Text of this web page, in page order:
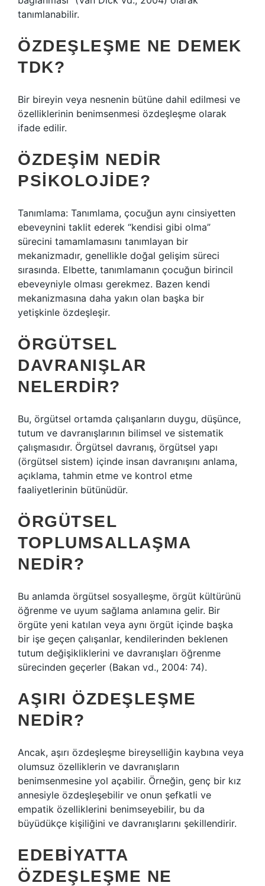
tanımlanabilir.
ÖZDEŞLEŞME NE DEMEK
TDK?
Bir bireyin veya nesnenin bütüne dahil edilmesi ve
özelliklerinin benimsenmesi özdeşleşme olarak
ifade edilir.
ÖZDEŞIM NEDIR
PSIKOLOJIDE?
Tanımlama: Tanımlama, çocuğun aynı cinsiyetten
ebeveynini taklit ederek “kendisi gibi olma”
sürecini tamamlamasını tanımlayan bir
mekanizmadır, genellikle doğal gelişim süreci
sırasında. Elbette, tanımlamanın çocuğun birincil
ebeveyniyle olması gerekmez. Bazen kendi
mekanizmasına daha yakın olan başka bir
yetişkinle özdeşleşir.
ÖRGÜTSEL
DAVRANIŞLAR
NELERDIR?
Bu, örgütsel ortamda çalışanların duygu, düşünce,
tutum ve davranışlarının bilimsel ve sistematik
çalışmasıdır. Örgütsel davranış, örgütsel yapı
(örgütsel sistem) içinde insan davranışını anlama,
açıklama, tahmin etme ve kontrol etme
faaliyetlerinin bütünüdür.
ÖRGÜTSEL
TOPLUMSALLAŞMA
NEDIR?
Bu anlamda örgütsel sosyalleşme, örgüt kültürünü
öğrenme ve uyum sağlama anlamına gelir. Bir
örgüte yeni katılan veya aynı örgüt içinde başka
bir işe geçen çalışanlar, kendilerinden beklenen
tutum değişikliklerini ve davranışları öğrenme
sürecinden geçerler (Bakan vd., 2004: 74).
AŞIRI ÖZDEŞLEŞME
NEDIR?
Ancak, aşırı özdeşleşme bireyselliğin kaybına veya
olumsuz özelliklerin ve davranışların
benimsenmesine yol açabilir. Örneğin, genç bir kız
annesiyle özdeşleşebilir ve onun şefkatli ve
empatik özelliklerini benimseyebilir, bu da
büyüdükçe kişiliğini ve davranışlarını şekillendirir.
EDEBIYATTA
ÖZDEŞLEŞME NE